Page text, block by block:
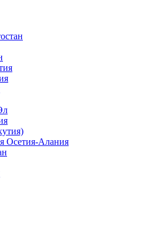
Осетия-Алания